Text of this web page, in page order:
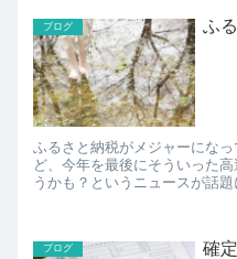
ブログ ふ
ふるさと納税がメジャーにな
ど、今年を最後にそういった
うかも？というニュースが話題になってま
ブログ
確